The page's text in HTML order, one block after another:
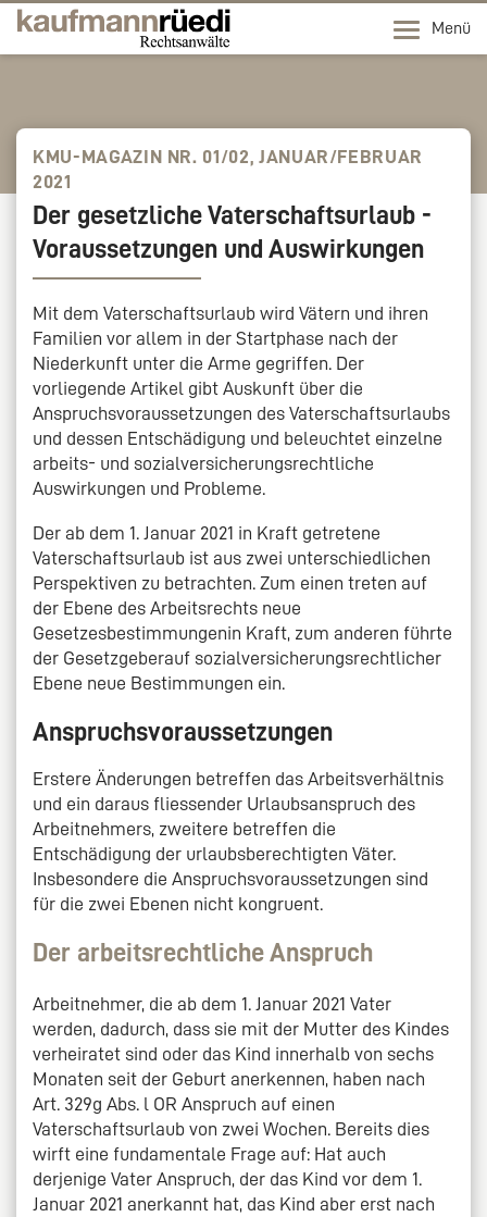
Menü
KMU-MAGAZIN NR. 01/02, JANUAR/FEBRUAR
2021
Der gesetzliche Vaterschaftsurlaub -
Voraussetzungen und Auswirkungen
Mit dem Vaterschaftsurlaub wird Vätern und ihren
Familien vor allem in der Startphase nach der
Niederkunft unter die Arme gegriffen. Der
vorliegende Artikel gibt Auskunft über die
Anspruchsvoraussetzungen des Vaterschaftsurlaubs
und dessen Entschädigung und beleuchtet einzelne
arbeits- und sozialversicherungsrechtliche
Auswirkungen und Probleme.
Der ab dem 1. Januar 2021 in Kraft getretene
Vaterschaftsurlaub ist aus zwei unterschiedlichen
Perspektiven zu betrachten. Zum einen treten auf
der Ebene des Arbeitsrechts neue
Gesetzesbestimmungenin Kraft, zum anderen führte
der Gesetzgeberauf sozialversicherungsrechtlicher
Ebene neue Bestimmungen ein.
Anspruchsvoraussetzungen
Erstere Änderungen betreffen das Arbeitsverhältnis
und ein daraus fliessender Urlaubsanspruch des
Arbeitnehmers, zweitere betreffen die
Entschädigung der urlaubsberechtigten Väter.
Insbesondere die Anspruchsvoraussetzungen sind
für die zwei Ebenen nicht kongruent.
Der arbeitsrechtliche Anspruch
Arbeitnehmer, die ab dem 1. Januar 2021 Vater
werden, dadurch, dass sie mit der Mutter des Kindes
verheiratet sind oder das Kind innerhalb von sechs
Monaten seit der Geburt anerkennen, haben nach
Art. 329g Abs. l OR Anspruch auf einen
Vaterschaftsurlaub von zwei Wochen. Bereits dies
wirft eine fundamentale Frage auf: Hat auch
derjenige Vater Anspruch, der das Kind vor dem 1.
Januar 2021 anerkannt hat, das Kind aber erst nach